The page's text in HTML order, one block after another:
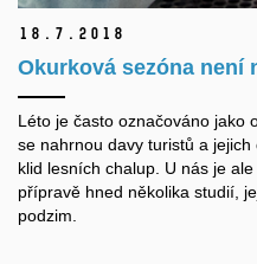
18. 7. 2018
Okurková sezóna není
Léto je často označováno jako
se nahrnou davy turistů a
klid lesních chalup. U nás je
přípravě hned několika studií,
podzim.